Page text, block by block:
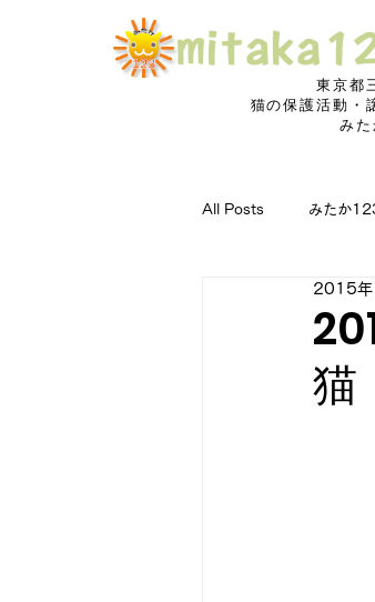
東京都
猫の保護活動・
みた
All Posts みたか
猫の病気に朗報
猫
2015年